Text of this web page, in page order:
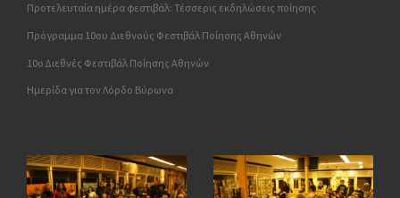
Προτελευταία ημέρα φεστιβάλ: Τέσσερις εκδηλώσεις ποίησης
Πρόγραμμα 10ου Διεθνούς Φεστιβάλ Ποίησης Αθηνών
10o Διεθνές Φεστιβάλ Ποίησης Αθηνών
Ημερίδα για τον Λόρδο Βύρωνα